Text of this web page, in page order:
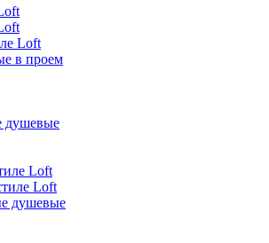
Loft
в проем
душевые
Loft
Loft
душевые